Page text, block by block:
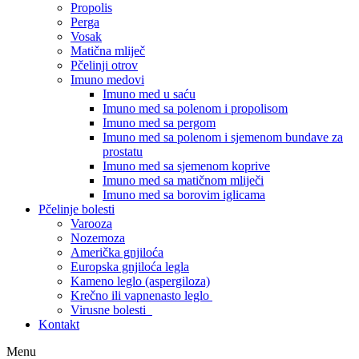
Propolis
Perga
Vosak
Matična mliječ
Pčelinji otrov
Imuno medovi
Imuno med u saću
Imuno med sa polenom i propolisom
Imuno med sa pergom
Imuno med sa polenom i sjemenom bundave za
prostatu
Imuno med sa sjemenom koprive
Imuno med sa matičnom mliječi
Imuno med sa borovim iglicama
Pčelinje bolesti
Varooza
Nozemoza
Američka gnjiloća
Europska gnjiloća legla
Kameno leglo (aspergiloza)
Krečno ili vapnenasto leglo
Virusne bolesti
Kontakt
Menu